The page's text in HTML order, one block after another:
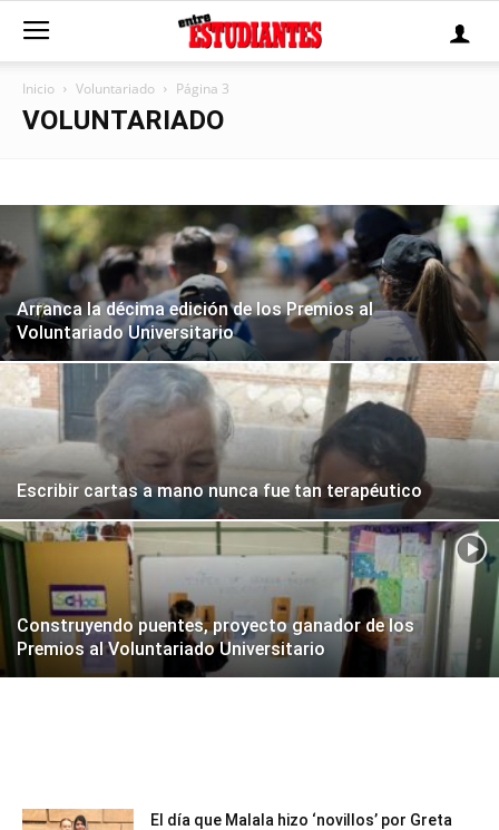
Inicio Voluntariado Página 3
VOLUNTARIADO
Arranca la décima edición de los Premios al
Voluntariado Universitario
Escribir cartas a mano nunca fue tan terapéutico
Construyendo puentes, proyecto ganador de los
Premios al Voluntariado Universitario
El día que Malala hizo ‘novillos’ por Greta